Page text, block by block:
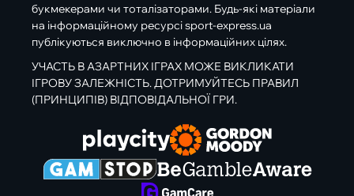
букмекерами чи тоталізаторами. Будь-які матеріали
на інформаційному ресурсі sport-express.ua
публікуються виключно в інформаційних цілях.
УЧАСТЬ В АЗАРТНИХ ІГРАХ МОЖЕ ВИКЛИКАТИ
ІГРОВУ ЗАЛЕЖНІСТЬ. ДОТРИМУЙТЕСЬ ПРАВИЛ
(ПРИНЦИПІВ) ВІДПОВІДАЛЬНОЇ ГРИ.